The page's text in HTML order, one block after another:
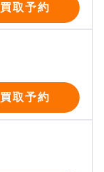
買取予約
買取予約